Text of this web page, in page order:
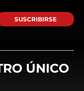
SUSCRIBIRSE
ÚNICO